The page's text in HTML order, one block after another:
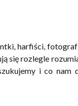
harfiści,
się rozlegle
i co nam